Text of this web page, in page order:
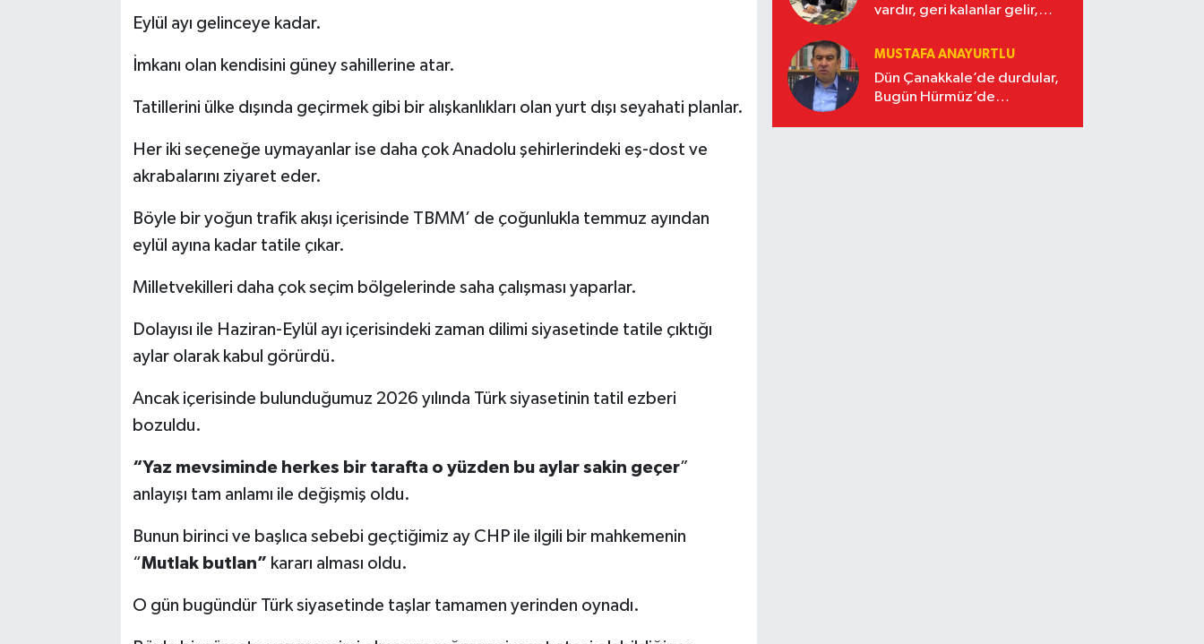
Eylül ayı gelinceye kadar.
İmkanı olan kendisini güney sahillerine atar.
Tatillerini ülke dışında geçirmek gibi bir alışkanlıkları olan yurt dışı seyahati planlar.
Her iki seçeneğe uymayanlar ise daha çok Anadolu şehirlerindeki eş-dost ve
akrabalarını ziyaret eder.
Böyle bir yoğun trafik akışı içerisinde TBMM’ de çoğunlukla temmuz ayından
eylül ayına kadar tatile çıkar.
Milletvekilleri daha çok seçim bölgelerinde saha çalışması yaparlar.
Dolayısı ile Haziran-Eylül ayı içerisindeki zaman dilimi siyasetinde tatile çıktığı
aylar olarak kabul görürdü.
Ancak içerisinde bulunduğumuz 2026 yılında Türk siyasetinin tatil ezberi
bozuldu.
“Yaz mevsiminde herkes bir tarafta o yüzden bu aylar sakin geçer”
anlayışı tam anlamı ile değişmiş oldu.
Bunun birinci ve başlıca sebebi geçtiğimiz ay CHP ile ilgili bir mahkemenin
“Mutlak butlan” kararı alması oldu.
O gün bugündür Türk siyasetinde taşlar tamamen yerinden oynadı.
vardır, geri kalanlar gelir,
MUSTAFA ANAYURTLU
Dün Çanakkale’de durdular,
Bugün Hürmüz’de